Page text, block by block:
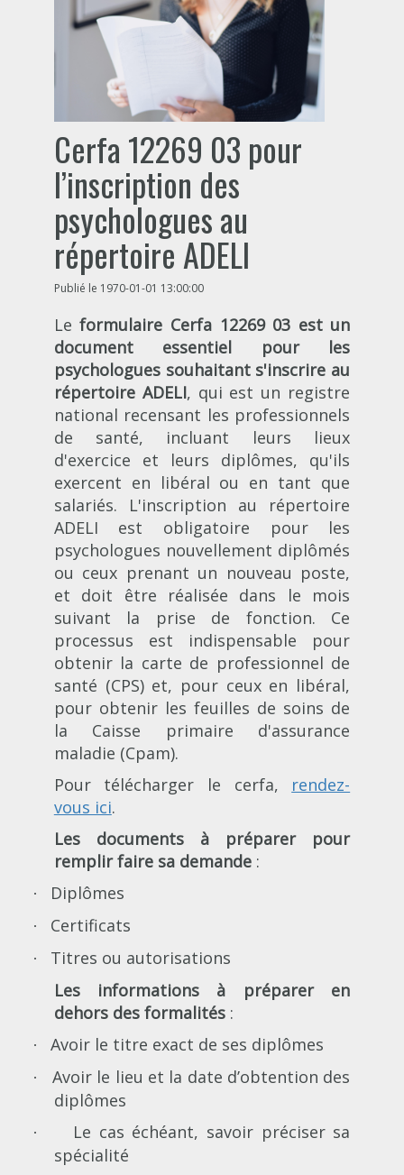
Cerfa 12269 03 pour
l’inscription des
psychologues au
répertoire ADELI
Publié le 1970-01-01 13:00:00
Leformulaire Cerfa 12269 03 est un
document essentiel pour les
psychologues souhaitant s'inscrire au
répertoire ADELI, qui est un registre
national recensant les professionnels
de santé, incluant leurs lieux
d'exercice et leurs diplômes, qu'ils
exercent en libéral ou en tant que
salariés. L'inscription au répertoire
ADELI est obligatoire pour les
psychologues nouvellement diplômés
ou ceux prenant un nouveau poste,
et doit être réalisée dans le mois
suivant la prise de fonction. Ce
processus est indispensable pour
obtenir la carte de professionnel de
santé (CPS) et, pour ceux en libéral,
pour obtenir les feuilles de soins de
la Caisse primaire d'assurance
maladie (Cpam)​​.
Pour télécharger le cerfa, rendez-
vous ici.
Les documents à préparer pour
remplir faire sa demande:
· Diplômes
· Certificats
·
Titres ou autorisations
Les informations à préparer en
dehors des formalités:
· Avoir le titre exact de ses diplômes
·
Avoir le lieu et la date d’obtention des
diplômes
·
Le cas échéant, savoir préciser sa
spécialité